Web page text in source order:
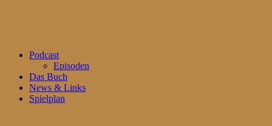
Podcast
Episoden
Das Buch
News & Links
Spielplan